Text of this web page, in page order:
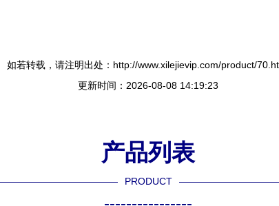
如若转载，请注明出处：http://www.xilejievip.com/product/
更新时间：2026-08-08 14:19:23
产品列表
PRODUCT